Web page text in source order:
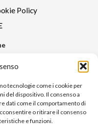
tecnologie come i cookie per
del dispositivo. Il consenso a
dati come il comportamento di
o ritirare il consenso
e funzioni.
Policy
Piano